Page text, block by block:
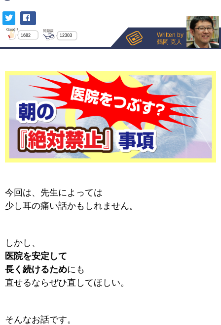
1682 12303
Written by
鶴岡 克人
今回は、先生によっては
少し耳の痛い話かもしれません。
しかし、
医院を安定して
長く続けるためにも
直せるならぜひ直してほしい。
そんなお話です。